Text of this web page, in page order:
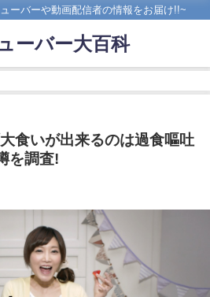
ーバーや動画配信者の情報をお届け!!~
ーバー大百科
食いが出来るのは過食嘔吐
を調査!